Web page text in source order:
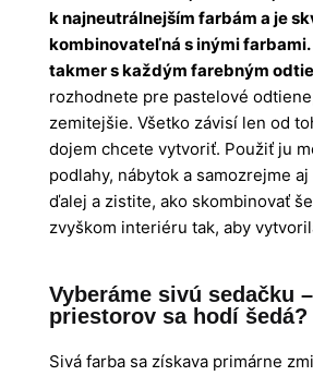
k najneutrálnejším farbám a je
kombinovateľná s inými farbami.
takmer s každým farebným
rozhodnete pre pastelové
zemitejšie. Všetko závisí len od
dojem chcete vytvoriť. Použiť ju
podlahy, nábytok a samozrejme
ďalej a zistite, ako skombinovať
zvyškom interiéru tak, aby
Vyberáme sivú sedačku
priestorov sa hodí šedá?
Sivá farba sa získava primárne